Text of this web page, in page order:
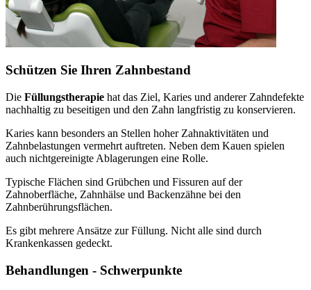
Schützen Sie Ihren Zahnbestand
Die Füllungstherapie hat das Ziel, Karies und anderer Zahndefekte
nachhaltig zu beseitigen und den Zahn langfristig zu konservieren.
Karies kann besonders an Stellen hoher Zahnaktivitäten und
Zahnbelastungen vermehrt auftreten. Neben dem Kauen spielen
auch nichtgereinigte Ablagerungen eine Rolle.
Typische Flächen sind Grübchen und Fissuren auf der
Zahnoberfläche, Zahnhälse und Backenzähne bei den
Zahnberührungsflächen.
Es gibt mehrere Ansätze zur Füllung. Nicht alle sind durch
Krankenkassen gedeckt.
Behandlungen - Schwerpunkte